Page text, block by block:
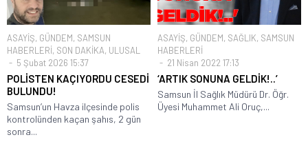
ASAYİŞ, GÜNDEM, SAMSUN
HABERLERİ, SON DAKİKA, ULUSAL
5 Şubat 2026 15:37
POLİSTEN KAÇIYORDU CESEDİ
BULUNDU!
Samsun’un Havza ilçesinde polis
kontrolünden kaçan şahıs, 2 gün
sonra...
ASAYİŞ, GÜNDEM, SAĞLIK, SAMSUN
HABERLERİ
21 Nisan 2022 17:13
‘ARTIK SONUNA GELDİK!..’
Samsun İl Sağlık Müdürü Dr. Öğr.
Üyesi Muhammet Ali Oruç,...